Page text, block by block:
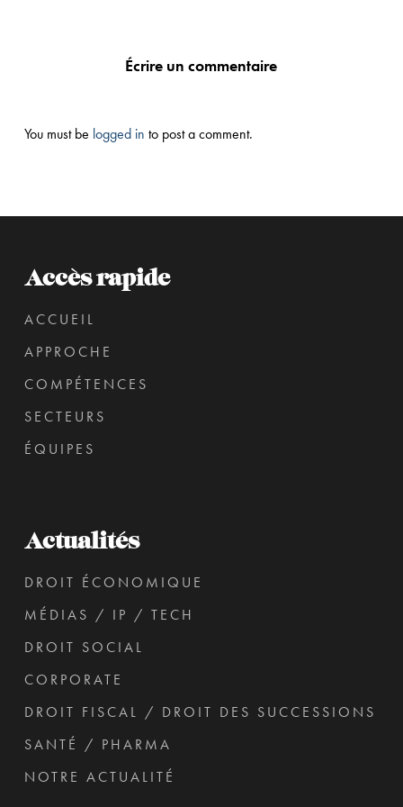
Écrire un commentaire
You must be logged in to post a comment.
Accès rapide
ACCUEIL
APPROCHE
COMPÉTENCES
SECTEURS
ÉQUIPES
Actualités
DROIT ÉCONOMIQUE
MÉDIAS / IP / TECH
DROIT SOCIAL
CORPORATE
DROIT FISCAL / DROIT DES SUCCESSIONS
SANTÉ / PHARMA
NOTRE ACTUALITÉ